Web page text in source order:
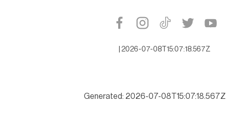
2026-07-08T15:07:18.567Z
Generated: 2026-07-08T15:07:18.567Z